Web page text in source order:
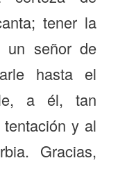
tener la
un señor de
hasta el
a él, tan
y al
Gracias,